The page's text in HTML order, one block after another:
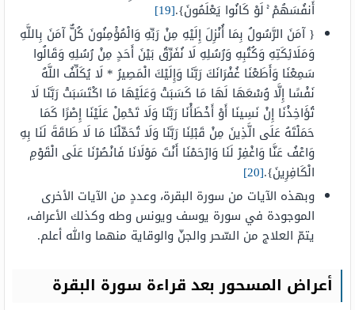
أَنفُسَهُمْ ۚ لَوْ كَانُوا يَعْلَمُونَ}.[19]
{ آمَنَ الرَّسُولُ بِمَا أُنْزِلَ إِلَيْهِ مِنْ رَبِّهِ وَالْمُؤْمِنُونَ كُلٌّ آمَنَ بِاللَّهِ
وَمَلَائِكَتِهِ وَكُتُبِهِ وَرُسُلِهِ لَا نُفَرِّقُ بَيْنَ أَحَدٍ مِنْ رُسُلِهِ وَقَالُوا
سَمِعْنَا وَأَطَعْنَا غُفْرَانَكَ رَبَّنَا وَإِلَيْكَ الْمَصِيرُ * لَا يُكَلِّفُ اللَّهُ
نَفْسًا إِلَّا وُسْعَهَا لَهَا مَا كَسَبَتْ وَعَلَيْهَا مَا اكْتَسَبَتْ رَبَّنَا لَا
تُؤَاخِذْنَا إِنْ نَسِينَا أَوْ أَخْطَأْنَا رَبَّنَا وَلَا تَحْمِلْ عَلَيْنَا إِصْرًا كَمَا
حَمَلْتَهُ عَلَى الَّذِينَ مِنْ قَبْلِنَا رَبَّنَا وَلَا تُحَمِّلْنَا مَا لَا طَاقَةَ لَنَا بِهِ
وَاعْفُ عَنَّا وَاغْفِرْ لَنَا وَارْحَمْنَا أَنْتَ مَوْلَانَا فَانْصُرْنَا عَلَى الْقَوْمِ
الْكَافِرِينَ}.[20]
وبهذه الآيات من سورة البقرة، وعددٍ من الآيات الأخرى
الموجودة في سورة يوسف ويونس وطه وكذلك الأعراف،
يتمّ العلاج من السّحر والجنّ والوقاية منهما والله أعلم.
أعراض المسحور بعد قراءة سورة البقرة